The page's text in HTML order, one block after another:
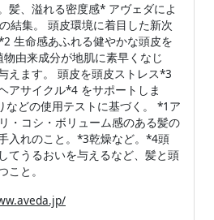
髪、溢れる密度感* アヴェダによ
結集。 頭皮環境に着目した新次
生命感あふれる健やかな頭皮を
由来成分が地肌に素早くなじ
えます。 頭皮を頭皮ストレス*3
アサイクル*4 をサポートしま
などの使用テストに基づく。 *1ア
・コシ・ボリューム感のある髪の
入れのこと。*3乾燥など。*4頭
てうるおいを与えるなど、髪と頭
こと。